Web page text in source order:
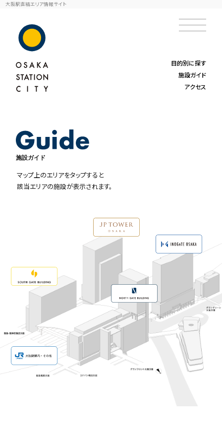
大阪駅直結エリア情報サイト
目的別に探す
施設ガイド
アクセス
施設ガイド
マップ上のエリアをタップすると
該当エリアの施設が表示されます。